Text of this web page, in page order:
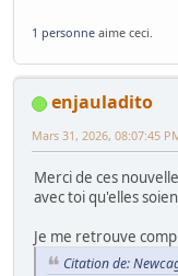
1 personne aime ceci.
enjauladito
Mars 31, 2026, 08:07:45
Merci de ces
avec toi qu'elles
Je me retrouve
Citation de: